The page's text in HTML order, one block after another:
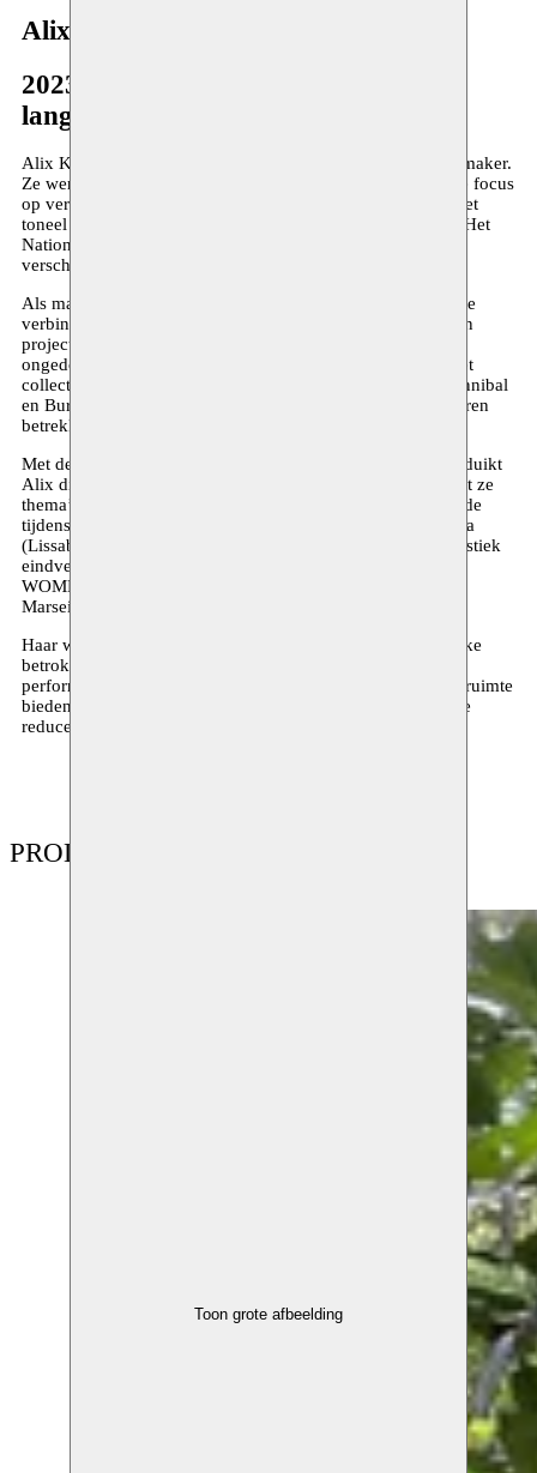
Toon grote afbeelding
Alix Konadu
2023–heden
langdurig traject
Alix Konadu is een Brusselse actrice, muzikante en theatermaker.
Ze werkt zowel voor als achter de schermen, met een sterke focus
op verhalen over migratie, identiteit en gemeenschap. Op het
toneel was ze te zien in producties van onder andere KVS, Het
Nationale Theater (NL) en hetpaleis, en op het scherm in
verschillende series van de VRT en VTM.
Als maker zoekt ze steeds naar nieuwe vormen om theater te
verbinden met de samenleving. Zo speelde en creëerde ze in
projecten als Fearless Noordwijk met en voor
ongedocumenteerde mensen in het Maximiliaanpark. Bij het
collectief SOCHA werkte ze mee aan voorstellingen als Hannibal
en Burning City, die het publiek op onconventionele manieren
betrekken bij thema’s als migratie en verbondenheid.
Met de multidisciplinaire creatie Broken Home, My Shrine duikt
Alix dieper in haar half-Ghanese achtergrond en onderzoekt ze
thema’s als thuis, diaspora en herinnering. Dit project groeide
tijdens residenties in perfocraZe (Kumasi, Ghana), Alkantara
(Lissabon) en Brussel. Daarnaast leidt ze sinds 2023 als artistiek
eindverantwoordelijke de voorstellingen van de groep
WOMEN26, een groep vrouwen uit Antwerpen, Brussel,
Marseille en Rotterdam.
Haar werk kenmerkt zich door een mix van maatschappelijke
betrokkenheid en een fysieke, zintuiglijke benadering van
performance, muziek en theater. Ze gelooft in verhalen die ruimte
bieden aan diverse stemmen en perspectieven, zonder die te
reduceren tot één waarheid.
PRODUCTIES